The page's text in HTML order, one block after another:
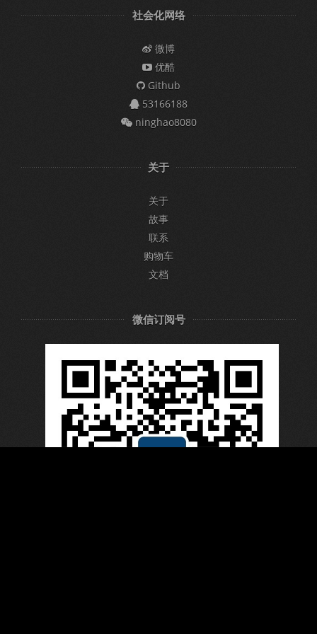
社会化网络
微博
优酷
Github
53166188
ninghao8080
关于
关于
故事
联系
购物车
文档
微信订阅号